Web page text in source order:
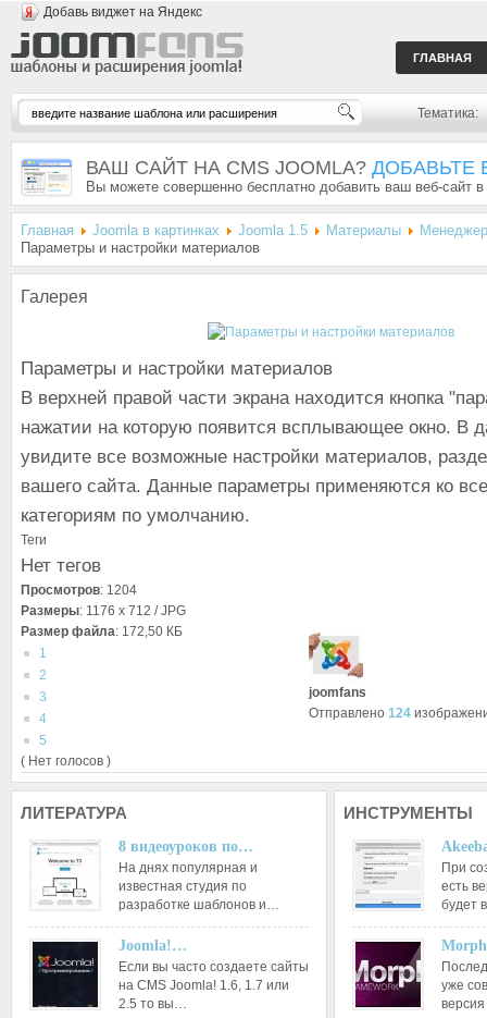
Добавь виджет на Яндекс
ГЛАВНАЯ
Тематика:
ВАШ САЙТ НА CMS JOOMLA? ДОБАВЬТЕ
Вы можете совершенно бесплатно добавить ваш веб-сайт
Главная Joomla в картинках Joomla 1.5 Материалы
Параметры и настройки материалов
Галерея
Параметры и настройки материалов
В верхней правой части экрана находится кнопка
нажатии на которую появится всплывающее окно. В
увидите все возможные настройки материалов,
вашего сайта. Данные параметры применяются ко
категориям по умолчанию.
Теги
Нет тегов
Просмотров: 1204
Размеры: 1176 x 712 / JPG
Размер файла: 172,50 КБ
1
2
3
4
5
( Нет голосов )
joomfans
Отправлено 124
ЛИТЕРАТУРА
8 видеоуроков по…
На днях популярная и
известная студия по
разработке шаблонов и…
Joomla!…
Если вы часто создаете сайты
на CMS Joomla! 1.6, 1.7 или
2.5 то вы…
ИНСТРУМЕНТЫ
При
есть
будет
уже